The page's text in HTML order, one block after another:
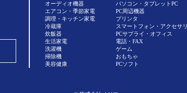
オーディオ機器
エアコン・季節家電
調理・キッチン家電
冷蔵庫
炊飯器
生活家電
洗濯機
掃除機
美容健康
パソコン・タブレットPC
PC周辺機器
プリンタ
スマートフォン・アクセサリ
PCサプライ・オフィス
電話・FAX
ゲーム
おもちゃ
PCソフト